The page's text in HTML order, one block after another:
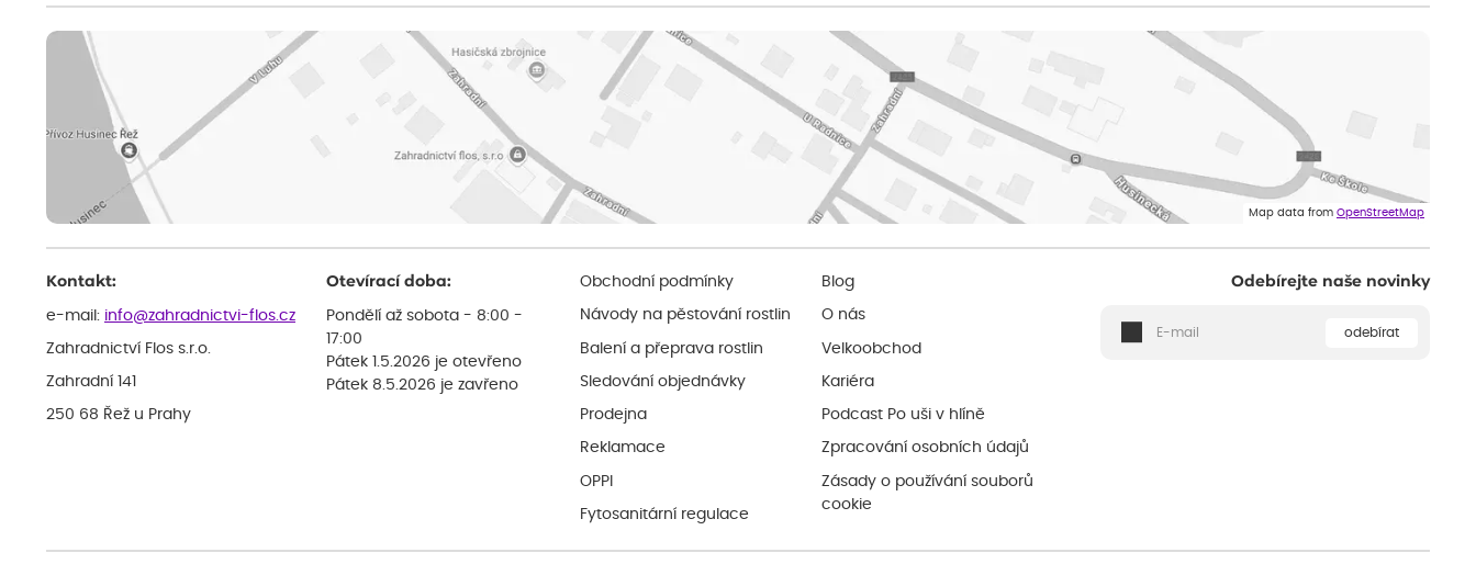
Map data from OpenStreetMap
Kontakt:
e-mail: info@zahradnictvi-flos.cz
Zahradnictví Flos s.r.o.
Zahradní 141
250 68 Řež u Prahy
Otevírací doba:
Pondělí až sobota - 8:00 -
17:00
Pátek 1.5.2026 je otevřeno
Pátek 8.5.2026 je zavřeno
Obchodní podmínky
Návody na pěstování rostlin
Balení a přeprava rostlin
Sledování objednávky
Prodejna
Reklamace
OPPI
Fytosanitární regulace
Blog
O nás
Velkoobchod
Kariéra
Podcast Po uši v hlíně
Zpracování osobních údajů
Zásady o používání souborů
cookie
Odebírejte naše novinky
odebírat